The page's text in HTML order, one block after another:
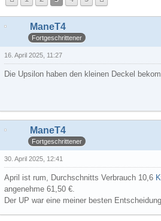
ManeT4
Fortgeschrittener
16. April 2025, 11:27
Die Upsilon haben den kleinen Deckel
ManeT4
Fortgeschrittener
30. April 2025, 12:41
April ist rum, Durchschnitts Verbrauch 10,6
angenehme 61,50 €.
Der UP war eine meiner besten